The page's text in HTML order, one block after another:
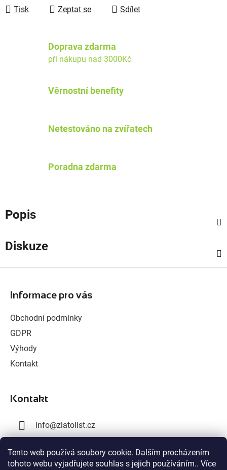
Tento web používá soubory cookie. Dalším procházením
tohoto webu vyjadřujete souhlas s jejich používáním.. Více
Tisk Zeptat se Sdílet
Doprava zdarma
při nákupu nad 3000Kč
Věrnostní benefity
Netestováno na zvířatech
Poradna zdarma
Popis
Diskuze
Informace pro vás
Obchodní podmínky
GDPR
Výhody
Kontakt
Kontakt
info@zlatolist.cz
+420 777 300 576